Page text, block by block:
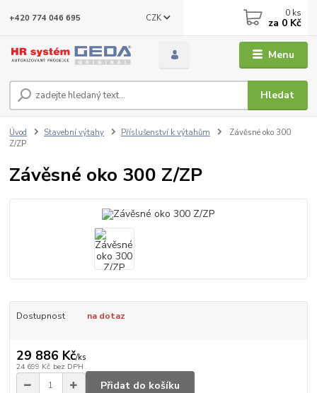
Menu
CZK
Hledat
+420 774 046 695 0 ks
za 0 Kč
Úvod Stavební výtahy Příslušenství k výtahům
Závěsné oko 300
Z/ZP
Závěsné oko 300 Z/ZP
Dostupnost na dotaz
29 886 Kč/ks
24 699 Kč bez DPH
Přidat do košíku